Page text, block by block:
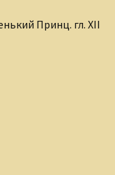
Принц. гл. XII